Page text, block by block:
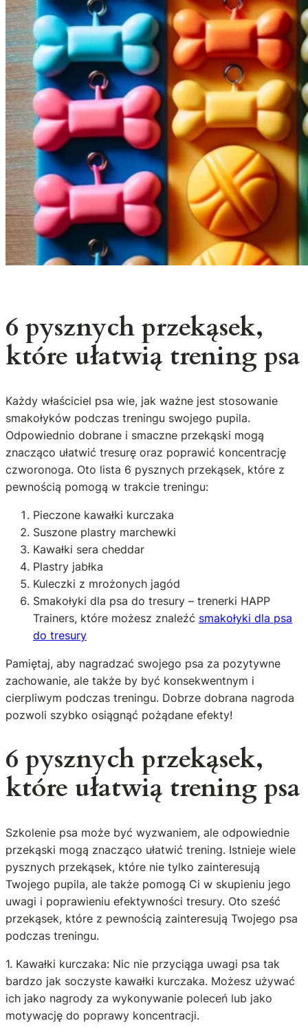
6 pysznych przekąsek,
które ułatwią trening psa
Każdy właściciel psa wie, jak ważne jest stosowanie
smakołyków podczas treningu swojego pupila.
Odpowiednio dobrane i smaczne przekąski mogą
znacząco ułatwić tresurę oraz poprawić koncentrację
czworonoga. Oto lista 6 pysznych przekąsek, które z
pewnością pomogą w trakcie treningu:
Pieczone kawałki kurczaka
Suszone plastry marchewki
Kawałki sera cheddar
Plastry jabłka
Kuleczki z mrożonych jagód
Smakołyki dla psa do tresury – trenerki HAPP
Trainers, które możesz znaleźć smakołyki dla psa
do tresury
Pamiętaj, aby nagradzać swojego psa za pozytywne
zachowanie, ale także by być konsekwentnym i
cierpliwym podczas treningu. Dobrze dobrana nagroda
pozwoli szybko osiągnąć pożądane efekty!
6 pysznych przekąsek,
które ułatwią trening psa
Szkolenie psa może być wyzwaniem, ale odpowiednie
przekąski mogą znacząco ułatwić trening. Istnieje wiele
pysznych przekąsek, które nie tylko zainteresują
Twojego pupila, ale także pomogą Ci w skupieniu jego
uwagi i poprawieniu efektywności tresury. Oto sześć
przekąsek, które z pewnością zainteresują Twojego psa
podczas treningu.
1. Kawałki kurczaka: Nic nie przyciąga uwagi psa tak
bardzo jak soczyste kawałki kurczaka. Możesz używać
ich jako nagrody za wykonywanie poleceń lub jako
motywację do poprawy koncentracji.